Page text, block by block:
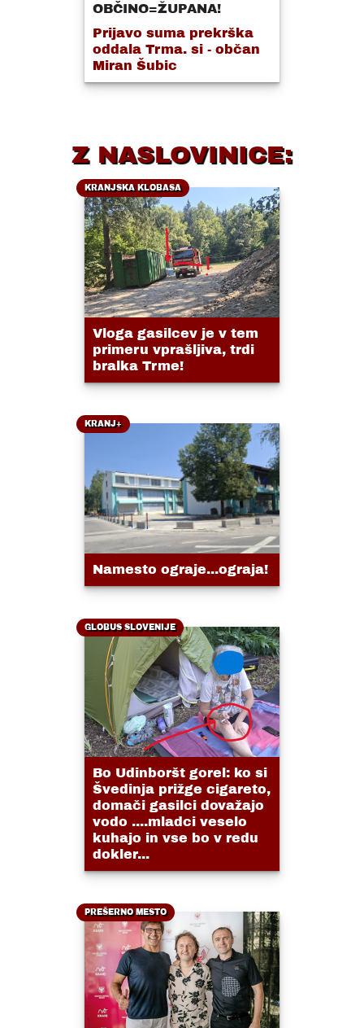
OBČINO=ŽUPANA!
Prijavo suma prekrška
oddala Trma. si - občan
Miran Šubic
Z NASLOVINICE:
KRANJSKA KLOBASA
Vloga gasilcev je v tem
primeru vprašljiva, trdi
bralka Trme!
KRANJ+
Namesto ograje...ograja!
GLOBUS SLOVENIJE
Bo Udinboršt gorel: ko si
Švedinja prižge cigareto,
domači gasilci dovažajo
vodo ....mladci veselo
kuhajo in vse bo v redu
dokler...
PREŠERNO MESTO